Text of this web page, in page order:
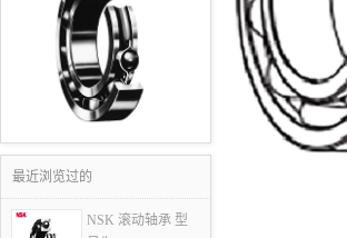
最近浏览过的
NSK 滚动轴承 型